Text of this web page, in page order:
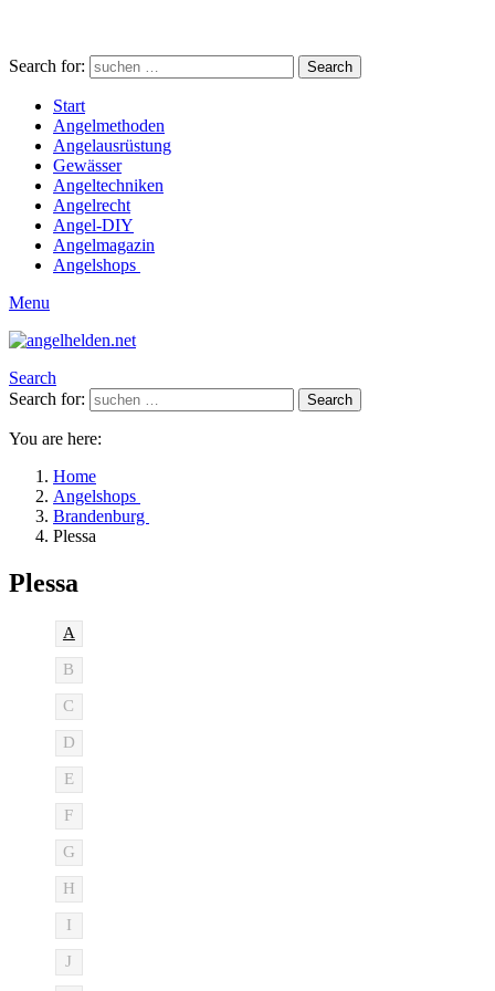
Search for: Search
Start
Angelmethoden
Angelausrüstung
Gewässer
Angeltechniken
Angelrecht
Angel-DIY
Angelmagazin
Angelshops
Menu
Search
Search for:
Search
You are here:
Home
Angelshops
Brandenburg
Plessa
Plessa
A
B
C
D
E
F
G
H
I
J